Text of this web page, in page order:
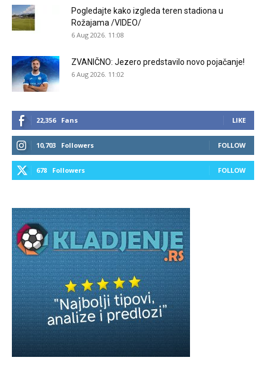
Pogledajte kako izgleda teren stadiona u
Rožajama /VIDEO/
6 Aug 2026. 11:08
ZVANIČNO: Jezero predstavilo novo pojačanje!
6 Aug 2026. 11:02
22,356 Fans LIKE
10,703 Followers FOLLOW
678 Followers FOLLOW